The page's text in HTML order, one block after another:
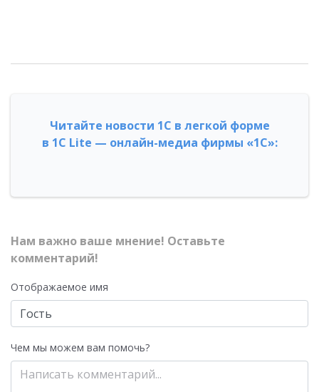
Читайте новости 1С в легкой форме
в 1С Lite — онлайн-медиа фирмы «1С»:
Нам важно ваше мнение! Оставьте
комментарий!
Отображаемое имя
Чем мы можем вам помочь?